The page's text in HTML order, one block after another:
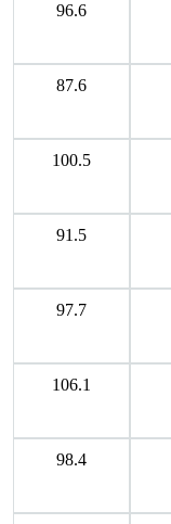
96.6
87.6
100.5
91.5
97.7
106.1
98.4